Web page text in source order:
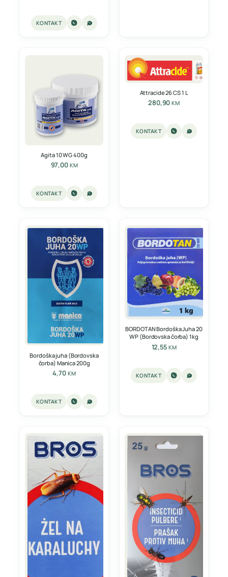
KONTAKT
Agita 10 WG 400g
97,00 KM
KONTAKT
Attracide 26 CS 1 L
280,90KM
KONTAKT
Bordoška juha (Bordovska
čorba) Manica 200g
4,70 KM
KONTAKT
BORDOTAN Bordoška Juha 20
WP (Bordovska čorba) 1kg
12,55 KM
KONTAKT